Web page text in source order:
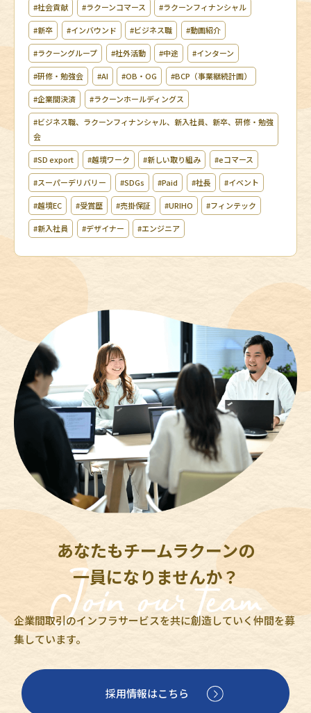
#社会貢献 #ラクーンコマース #ラクーンフィナンシャル
#新卒 #インバウンド #ビジネス職 #動画紹介
#ラクーングループ #社外活動 #中途 #インターン
#研修・勉強会 #AI #OB・OG #BCP（事業継続計画）
#企業間決済 #ラクーンホールディングス
#ビジネス職、ラクーンフィナンシャル、新入社員、新卒、研修・勉強
会
#SD export #越境ワーク #新しい取り組み #eコマース
#スーパーデリバリー #SDGs #Paid #社長 #イベント
#越境EC #受賞歴 #売掛保証 #URIHO #フィンテック
#新入社員 #デザイナー #エンジニア
あなたもチームラクーンの
一員になりませんか？
企業間取引のインフラサービスを共に創造していく仲間を募
集しています。
採用情報はこちら